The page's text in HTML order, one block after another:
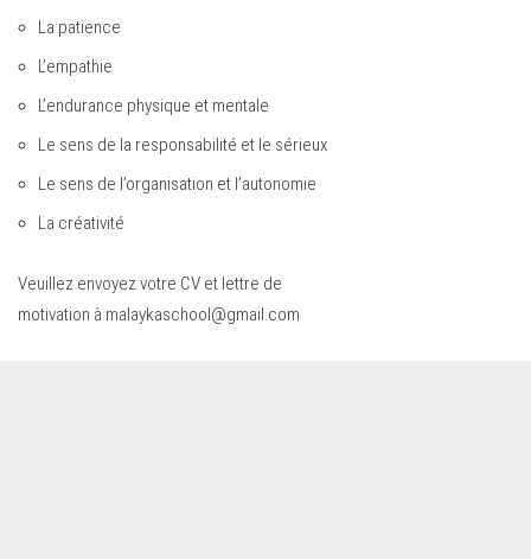
La patience
L’empathie
L’endurance physique et mentale
Le sens de la responsabilité et le sérieux
Le sens de l’organisation et l’autonomie
La créativité
Veuillez envoyez votre CV et lettre de
motivation à malaykaschool@gmail.com